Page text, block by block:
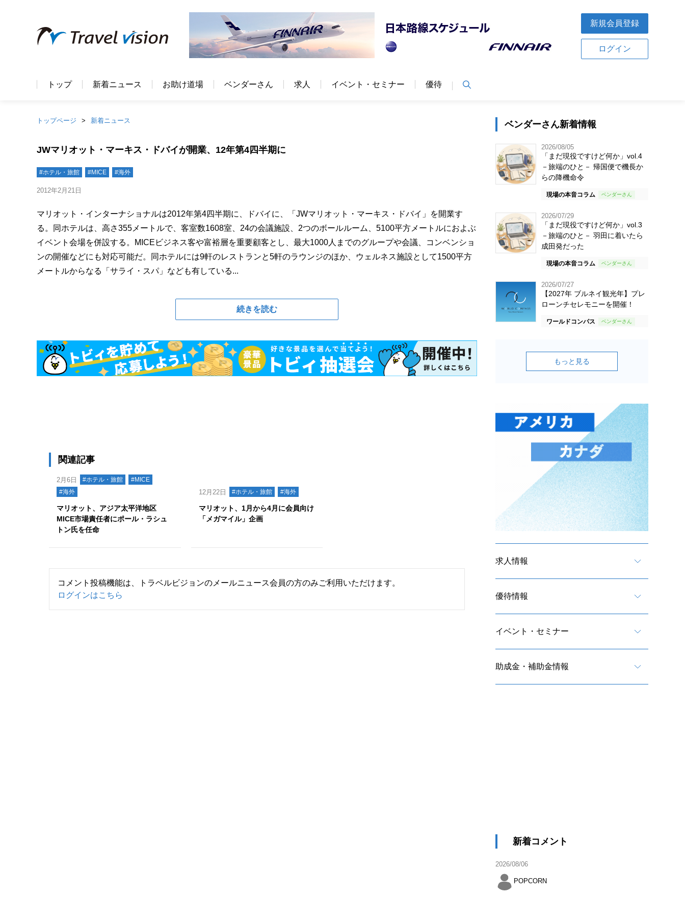
新規会員登録
ログイン
トップ 新着ニュース お助け道場 ベンダーさん 求人 イベント・セミナー 優待
トップページ 新着ニュース
JWマリオット・マーキス・ドバイが開業、12年第4四半期に
#ホテル・旅館 #MICE #海外
2012年2月21日
マリオット・インターナショナルは2012年第4四半期に、ドバイに、「JWマリオット・マーキス・ドバイ」を開業す
る。同ホテルは、高さ355メートルで、客室数1608室、24の会議施設、2つのボールルーム、5100平方メートルにおよぶ
イベント会場を併設する。MICEビジネス客や富裕層を重要顧客とし、最大1000人までのグループや会議、コンベンショ
ンの開催などにも対応可能だ。同ホテルには9軒のレストランと5軒のラウンジのほか、ウェルネス施設として1500平方
メートルからなる「サライ・スパ」なども有している...
続きを読む
関連記事
2月6日 #ホテル・旅館
#MICE
#海外
マリオット、アジア太平洋地区
MICE市場責任者にポール・ラシュ
トン氏を任命
12月22日 #ホテル・旅館 #海外
マリオット、1月から4月に会員向け
「メガマイル」企画
コメント投稿機能は、トラベルビジョンのメールニュース会員の方のみご利用いただけます。
ログインはこちら
ベンダーさん新着情報
2026/08/05
「まだ現役ですけど何か」vol.4
－旅端のひと－ 帰国便で機長か
らの降機命令
現場の本音コラム
2026/07/29
「まだ現役ですけど何か」vol.3
－旅端のひと－ 羽田に着いたら
成田発だった
現場の本音コラム
2026/07/27
【2027年 ブルネイ観光年】プレ
ローンチセレモニーを開催！
ワールドコンパス
もっと見る
求人情報
優待情報
イベント・セミナー
助成金・補助金情報
新着コメント
2026/08/06
POPCORN